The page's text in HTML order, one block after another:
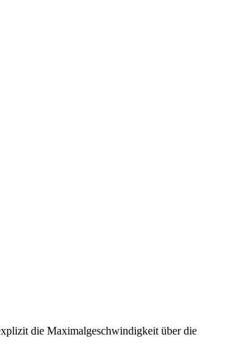
die Maximalgeschwindigkeit über die